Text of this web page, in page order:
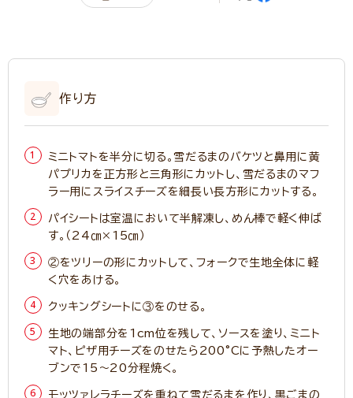
作り方
ミニトマトを半分に切る。雪だるまのバケツと鼻用に黄
パプリカを正方形と三角形にカットし、雪だるまのマフ
ラー用にスライスチーズを細長い長方形にカットする。
パイシートは室温において半解凍し、めん棒で軽く伸ば
す。（24㎝×15㎝）
②をツリーの形にカットして、フォークで生地全体に軽
く穴をあける。
クッキングシートに③をのせる。
生地の端部分を1cm位を残して、ソースを塗り、ミニト
マト、ピザ用チーズをのせたら200°Cに予熱したオー
ブンで15～20分程焼く。
モッツァレラチーズを重ねて雪だるまを作り、黒ごまの